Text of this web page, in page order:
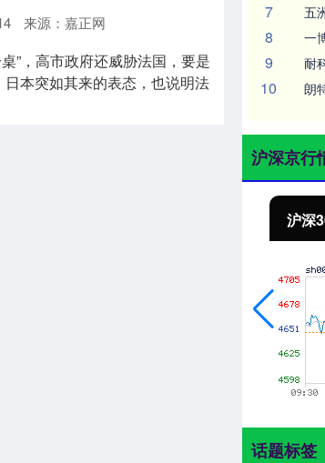
来源：嘉正网
”，高市政府还威胁法国，要是
本突如其来的表态，也说明法
7 五
8 一
9 耐
10 朗
沪深京行
沪深
话题标签